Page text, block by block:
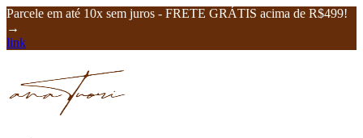
Parcele em até 10x sem juros - FRETE GRÁTIS acima de R$499!
→
link